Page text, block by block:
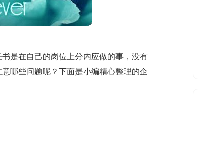
是在自己的岗位上分内应做的事，没有
哪些问题呢？下面是小编精心整理的企